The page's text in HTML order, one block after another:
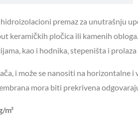
premaz za unutrašnju
keramičkih pločica ili kamenih
kao i hodnika, stepeništa i
i može se nanositi na horizontalne
mora biti prekrivena
m²